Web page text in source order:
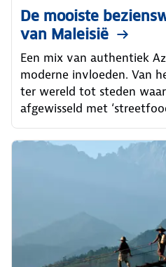
De mooiste
van Maleisië
Een mix van authentiek
moderne invloeden. Van
ter wereld tot steden
afgewisseld met